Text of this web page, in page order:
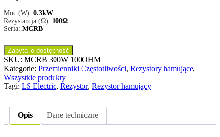
Moc (W): 0.3kW
Rezystancja (Ω): 100Ω
Seria: MCRB
Zapytaj o dostępność
SKU: MCRB 300W 100OHM
Kategorie: Przemienniki Częstotliwości, Rezystory hamujące,
Wszystkie produkty
Tagi: LS Electric, Rezystor, Rezystor hamujący
Opis Dane techniczne